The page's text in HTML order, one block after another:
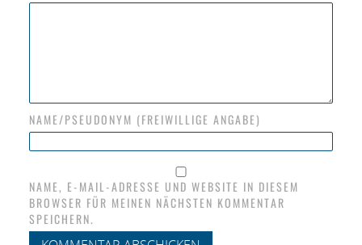
NAME/PSEUDONYM (FREIWILLIGE ANGABE)
NAME, E-MAIL-ADRESSE UND WEBSITE IN DIESEM
BROWSER FÜR MEINEN NÄCHSTEN KOMMENTAR
SPEICHERN.